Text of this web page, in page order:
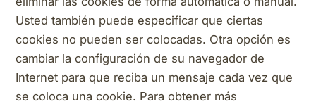
Usted también puede especificar que ciertas
cookies no pueden ser colocadas. Otra opción es
cambiar la configuración de su navegador de
Internet para que reciba un mensaje cada vez que
se coloca una cookie. Para obtener más